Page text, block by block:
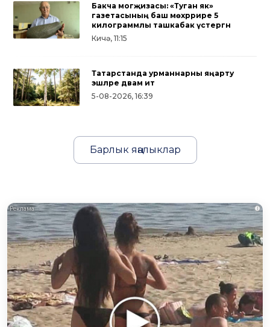
Бакча могҗизасы: «Туган як»
газетасының баш мөхәррире 5
килограммлы ташкабак үстергән
Кичә, 11:15
Татарстанда урманнарны яңарту
эшләре дәвам итә
5-08-2026, 16:39
Барлык яңалыклар
i